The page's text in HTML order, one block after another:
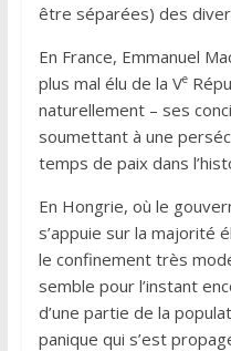
être séparées) des
En France, Emmanuel
plus mal élu de la Ve
naturellement – ses
soumettant à une
temps de paix dans
En Hongrie, où le
s’appuie sur la majorité
le confinement très
semble pour l’instant
d’une partie de la
panique qui s’est